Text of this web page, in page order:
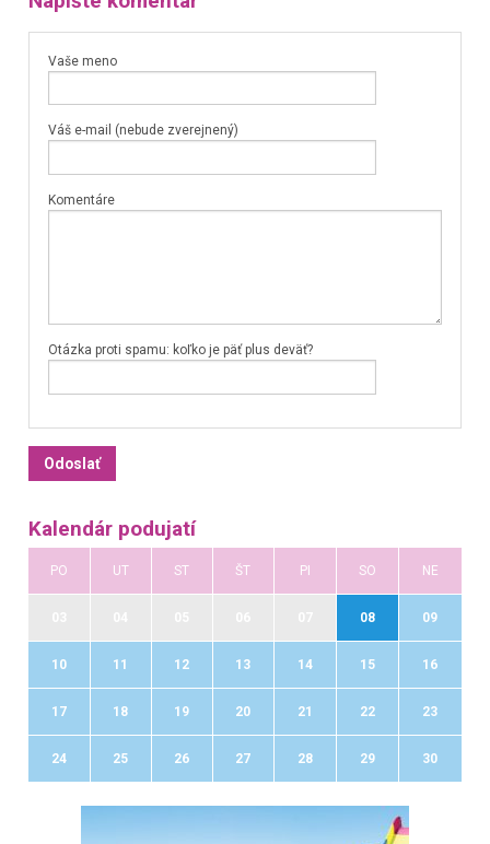
Vaše meno
Váš e-mail (nebude zverejnený)
Komentáre
Otázka proti spamu: koľko je päť plus deväť?
Kalendár podujatí
PO UT ST ŠT PI SO NE
08 09
10 11 12 13 14 15 16
17 18 19 20 21 22 23
24 25 26 27 28 29 30